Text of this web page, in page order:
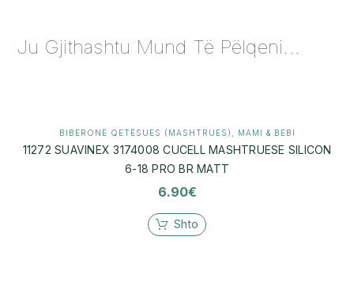
Ju Gjithashtu Mund Të Pëlqeni...
BIBERONË QETËSUES (MASHTRUES) MAMI & BEBI
11272 SUAVINEX 3174008 CUCELL MASHTRUESE SILICON
6-18 PRO BR MATT
6.90€
Shto